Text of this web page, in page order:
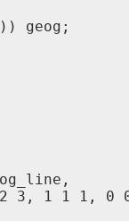
geog;
3, 1 1 1, 0